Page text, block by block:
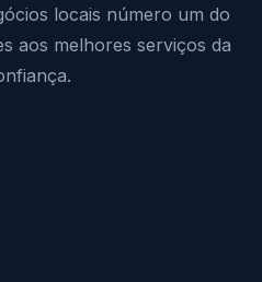
locais número um do
aos melhores serviços da